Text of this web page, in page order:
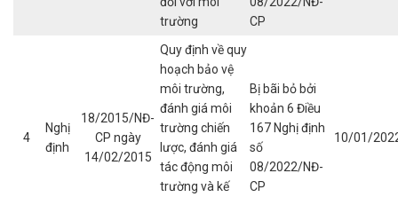
trường
CP
4
Nghị
định
18/2015/NĐ-
CP ngày
14/02/2015
Quy định về quy
hoạch bảo vệ
môi trường,
đánh giá môi
trường chiến
lược, đánh giá
tác động môi
trường và kế
Bị bãi bỏ bởi
khoản 6 Điều
167 Nghị định
số
08/2022/NĐ-
CP
10/01/